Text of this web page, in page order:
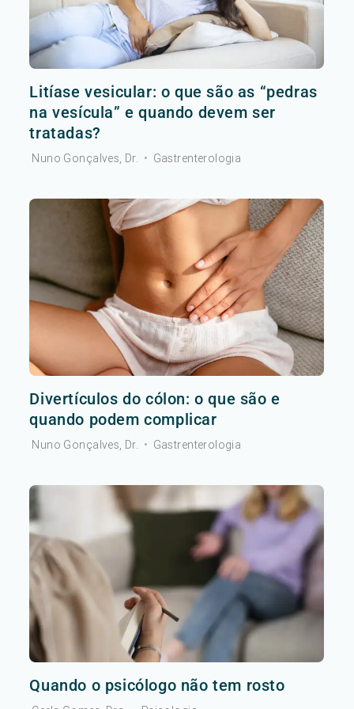
Litíase vesicular: o que são as “pedras
na vesícula” e quando devem ser
tratadas?
Nuno Gonçalves, Dr. • Gastrenterologia
Divertículos do cólon: o que são e
quando podem complicar
Nuno Gonçalves, Dr. • Gastrenterologia
Quando o psicólogo não tem rosto